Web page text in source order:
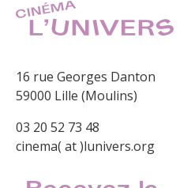
16 rue Georges Danton
59000 Lille (Moulins)
03 20 52 73 48
cinema( at )lunivers.org